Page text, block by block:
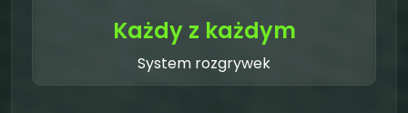
Każdy z każdym
System rozgrywek